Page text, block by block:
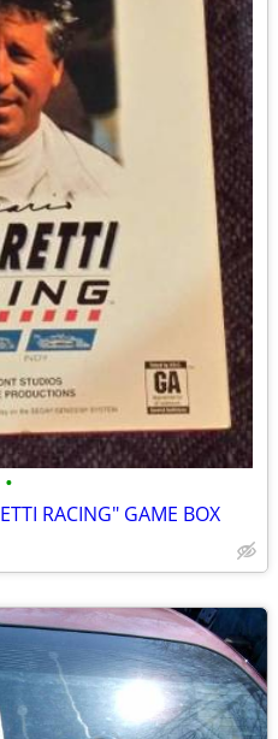
•
RACING" GAME BOX